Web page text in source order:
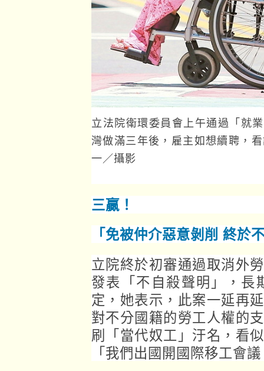
立法院衛環委員會上午通過「就
灣做滿三年後，雇主如想續聘，
一／攝影
三贏！
「免被仲介惡意剝削 終於
立院終於初審通過取消外
發表「不自殺聲明」，長
定，她表示，此案一延再
對不分國籍的勞工人權的
刷「當代奴工」汙名，看
「我們出國開國際移工會